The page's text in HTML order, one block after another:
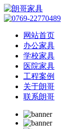
网站首页
办公家具
学校家具
医院家具
工程案例
关于朗哥
联系朗哥